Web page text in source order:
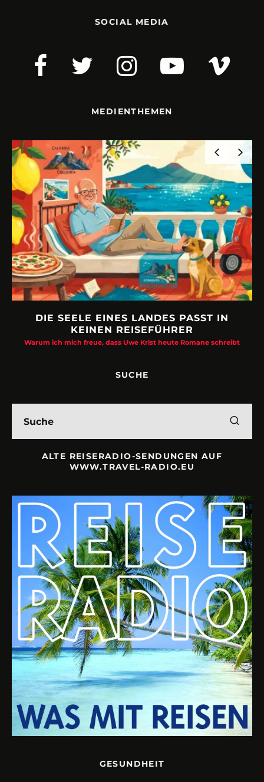
SOCIAL MEDIA
MEDIENTHEMEN
DIE SEELE EINES LANDES PASST IN
KEINEN REISEFÜHRER
Warum ich mich freue, dass Uwe Krist heute Romane schreibt
SUCHE
ALTE REISERADIO-SENDUNGEN AUF
WWW.TRAVEL-RADIO.EU
GESUNDHEIT